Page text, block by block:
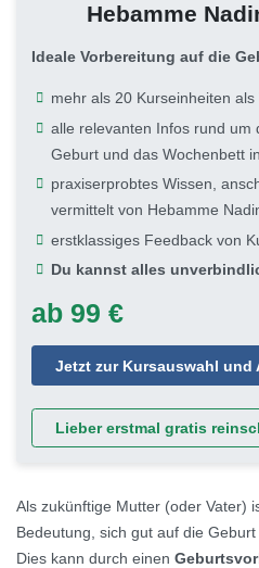
Hebamme
Ideale Vorbereitung auf die
mehr als 20 Kurseinheiten als
alle relevanten Infos rund um
Geburt und das Wochenbett
praxiserprobtes Wissen,
vermittelt von Hebamme
erstklassiges Feedback von
Du kannst alles
ab 99 €
Jetzt zur Kursauswahl und
Lieber erstmal gratis
Als zukünftige Mutter (oder Vater)
Bedeutung, sich gut auf die
Dies kann durch einen